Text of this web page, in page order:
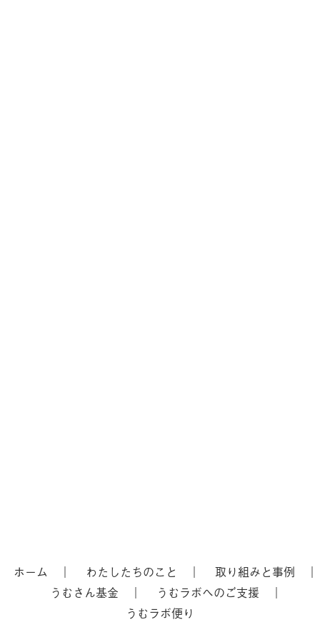
ホーム わたしたちのこと
取り組みと事例
うむさん基金
うむラボへのご支援
うむラボ便り